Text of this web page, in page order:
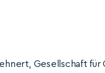
Gesellschaft für